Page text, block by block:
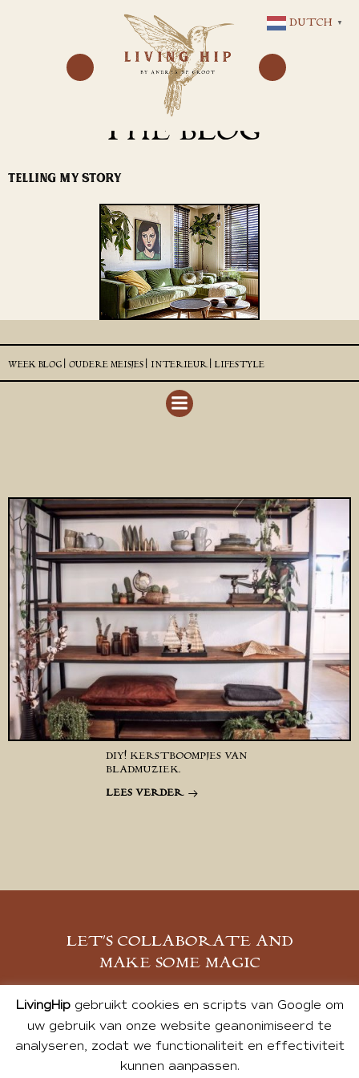
NAAR
DE
INHOUD
THE BLOG
TELLING MY STORY
WEEK BLOG | OUDERE MEISJES | INTERIEUR | LIFESTYLE
DIY! KERSTBOOMPJES VAN
BLADMUZIEK.
LEES VERDER
LET’S COLLABORATE AND
MAKE SOME MAGIC
MELD JE AAN
LivingHipgebruikt cookies en scripts van Google om
uw gebruik van onze website geanonimiseerd te
analyseren, zodat we functionaliteit en effectiviteit
kunnen aanpassen.
DUTCH ▼